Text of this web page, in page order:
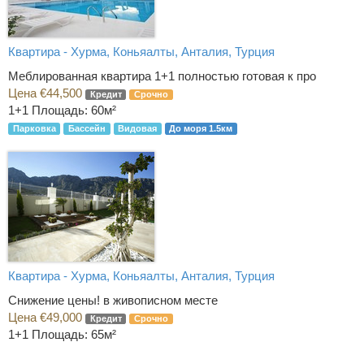
Квартира - Хурма, Коньяалты, Анталия, Турция
Меблированная квартира 1+1 полностью готовая к про
Цена €44,500
Кредит Срочно
1+1 Площадь: 60м²
Парковка Бассейн Видовая До моря 1.5км
Квартира - Хурма, Коньяалты, Анталия, Турция
Снижение цены! в живописном месте
Цена €49,000
Кредит Срочно
1+1 Площадь: 65м²